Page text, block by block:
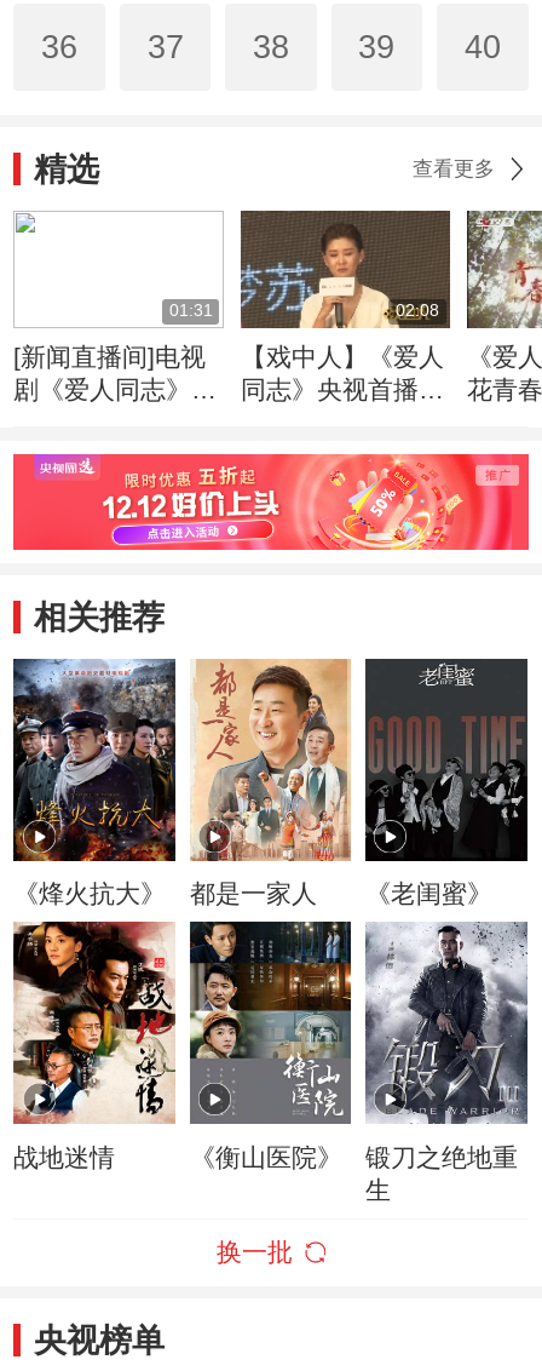
36 37 38 39 40
精选 查看更多
01:31
[新闻直播间]电视
剧《爱人同志》央
创作 致敬革命先
辈
02:08
【戏中人】《爱人
同志》央视首播
仰之美
《爱
花青
相关推荐
《烽火抗大》 都是一家人 《老闺蜜》
战地迷情 《衡山医院》
锻刀之绝地重
生
换一批
央视榜单